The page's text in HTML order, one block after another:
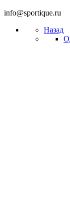
info@sportique.ru
Назад